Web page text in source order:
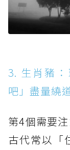
3. 生肖豬
吧」盡量繞
第4個需要
古代常以「